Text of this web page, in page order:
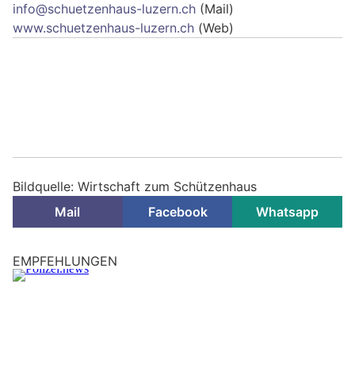
info@schuetzenhaus-luzern.ch (Mail)
www.schuetzenhaus-luzern.ch (Web)
Bildquelle: Wirtschaft zum Schützenhaus
Mail
Facebook Whatsapp
EMPFEHLUNGEN